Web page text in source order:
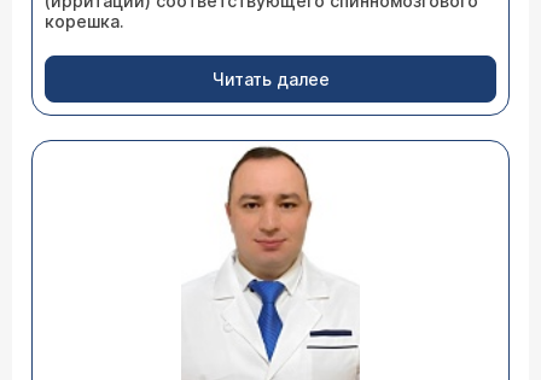
корешка.
Читать далее